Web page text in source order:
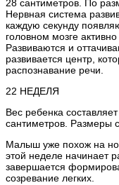
28 сантиметров. По
Нервная система
каждую секунду
головном мозге
Развиваются и
развивается центр,
распознавание речи.
22 НЕДЕЛЯ
Вес ребенка
сантиметров. Размеры
Малыш уже похож на
этой неделе начинает
завершается
созревание легких.